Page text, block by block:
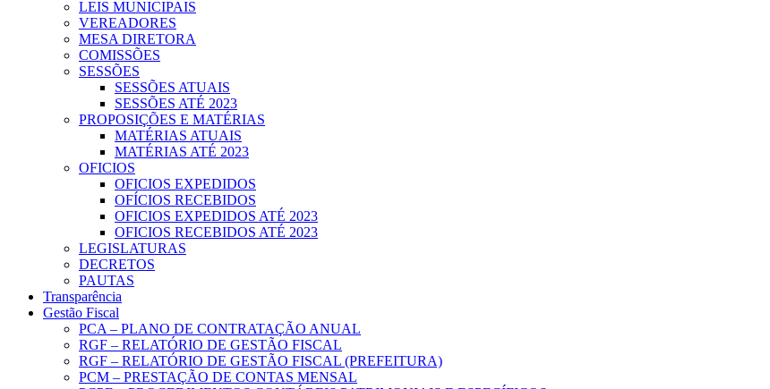
LEIS MUNICIPAIS
VEREADORES
MESA DIRETORA
COMISSÕES
SESSÕES
SESSÕES ATUAIS
SESSÕES ATÉ 2023
PROPOSIÇÕES E MATÉRIAS
MATÉRIAS ATUAIS
MATÉRIAS ATÉ 2023
OFICIOS
OFICIOS EXPEDIDOS
OFÍCIOS RECEBIDOS
OFICIOS EXPEDIDOS ATÉ 2023
OFICIOS RECEBIDOS ATÉ 2023
LEGISLATURAS
DECRETOS
PAUTAS
Transparência
Gestão Fiscal
PCA – PLANO DE CONTRATAÇÃO ANUAL
RGF – RELATÓRIO DE GESTÃO FISCAL
RGF – RELATÓRIO DE GESTÃO FISCAL (PREFEITURA)
PCM – PRESTAÇÃO DE CONTAS MENSAL